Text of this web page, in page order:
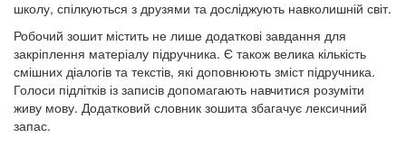
школу, спілкуються з друзями та досліджують навколишній світ.
Робочий зошит містить не лише додаткові завдання для
закріплення матеріалу підручника. Є також велика кількість
смішних діалогів та текстів, які доповнюють зміст підручника.
Голоси підлітків із записів допомагають навчитися розуміти
живу мову. Додатковий словник зошита збагачує лексичний
запас.